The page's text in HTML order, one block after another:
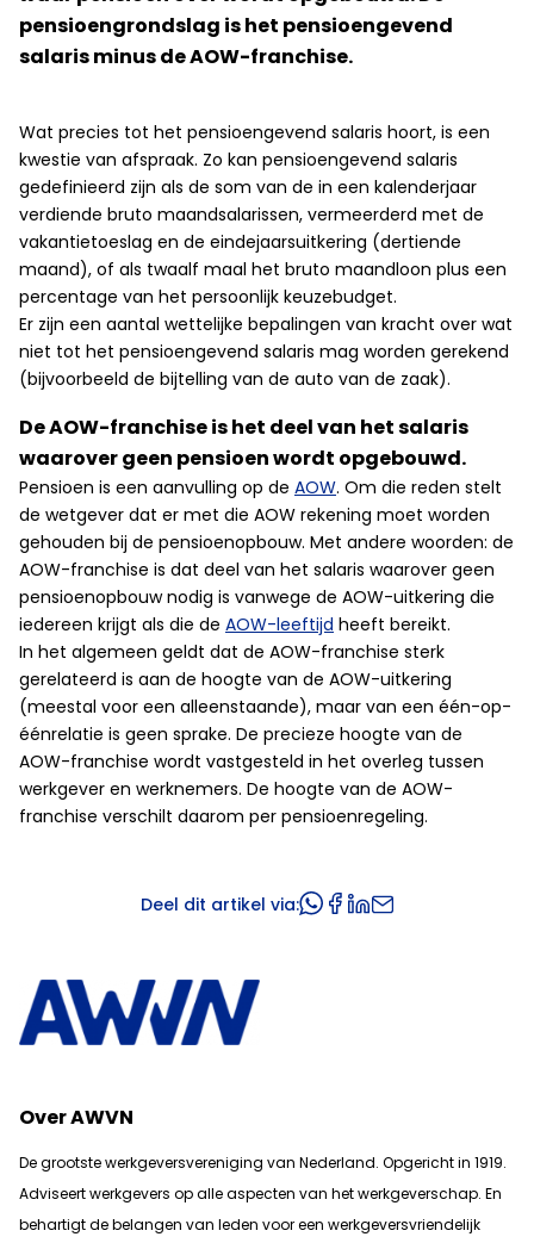
pensioengrondslag is het pensioengevend
salaris minus de AOW-franchise.
Wat precies tot het pensioengevend salaris hoort, is een
kwestie van afspraak. Zo kan pensioengevend salaris
gedefinieerd zijn als de som van de in een kalenderjaar
verdiende bruto maandsalarissen, vermeerderd met de
vakantietoeslag en de eindejaarsuitkering (dertiende
maand), of als twaalf maal het bruto maandloon plus een
percentage van het persoonlijk keuzebudget.
Er zijn een aantal wettelijke bepalingen van kracht over wat
niet tot het pensioengevend salaris mag worden gerekend
(bijvoorbeeld de bijtelling van de auto van de zaak).
De AOW-franchise is het deel van het salaris
waarover geen pensioen wordt opgebouwd.
Pensioen is een aanvulling op de AOW. Om die reden stelt
de wetgever dat er met die AOW rekening moet worden
gehouden bij de pensioenopbouw. Met andere woorden: de
AOW-franchise is dat deel van het salaris waarover geen
pensioenopbouw nodig is vanwege de AOW-uitkering die
iedereen krijgt als die de AOW-leeftijd heeft bereikt.
In het algemeen geldt dat de AOW-franchise sterk
gerelateerd is aan de hoogte van de AOW-uitkering
(meestal voor een alleenstaande), maar van een één-op-
éénrelatie is geen sprake. De precieze hoogte van de
AOW-franchise wordt vastgesteld in het overleg tussen
werkgever en werknemers. De hoogte van de AOW-
franchise verschilt daarom per pensioenregeling.
Deel dit artikel via:
Over AWVN
De grootste werkgeversvereniging van Nederland. Opgericht in 1919.
Adviseert werkgevers op alle aspecten van het werkgeverschap. En
behartigt de belangen van leden voor een werkgeversvriendelijk